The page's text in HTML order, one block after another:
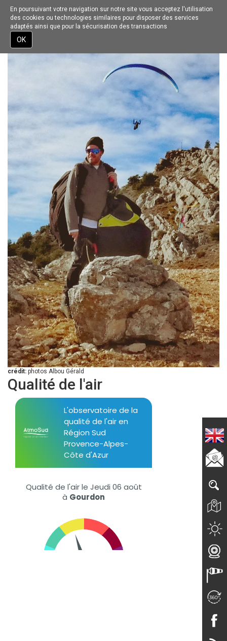
contenu
principal
En poursuivant votre navigation sur notre site vous acceptez l'utilisation
des cookies ou technologies similaires pour disposer des services
adaptés ainsi que pour la sécurisation des transactions
OK
Toggle
navigation
crédit: photos Albou Gérald
Qualité de l'air